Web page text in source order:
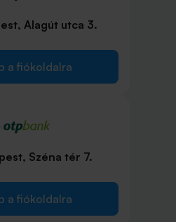
Alagút utca 3.
a fiókoldalra
Széna tér 7.
a fiókoldalra